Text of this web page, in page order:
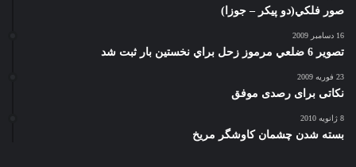
صور فلكي(دو پیکر – جوزا)
16 دسامبر 2009
تصوير 6 ضلعي مرموز زحل براي نخستين بار ثبت شد
23 فوریه 2009
نکاتی برای رصدی موفق
8 ژانویه 2010
بسته شدن چشمان کاوشگر مريخ